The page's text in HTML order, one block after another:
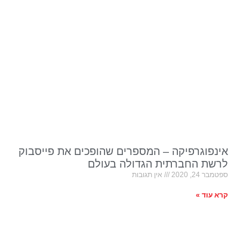
אינפוגרפיקה – המספרים שהופכים את פייסבוק
לרשת החברתית הגדולה בעולם
ספטמבר 24, 2020 אין תגובות
קרא עוד »